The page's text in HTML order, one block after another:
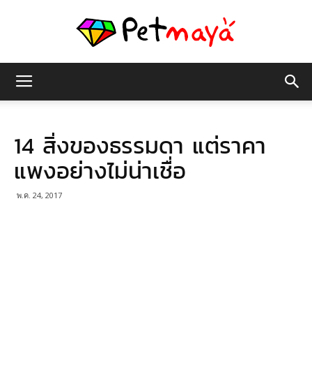
มายา
14 สิ่งของธรรมดา แต่ราคา
แพงอย่างไม่น่าเชื่อ
พ.ค. 24, 2017